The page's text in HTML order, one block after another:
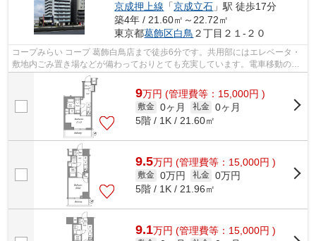
京成押上線 「京成立石 」駅 徒歩17分
築4年 / 21.60㎡～22.72㎡
東京都葛飾区白鳥 ２丁目２１-２０
コープみらい コープ 葛飾白鳥店まで徒歩6分です。共用部にはエレベータ・
敷地内ごみ置き場などが備わっておりとても充実しています。電車移動の多
い方に嬉しい駅から徒歩10分の物件で...
9万円 (管理費等：15,000円 )
敷金 0ヶ月 礼金 0ヶ月
5階 / 1K / 21.60㎡
9.5万円 (管理費等：15,000円 )
敷金 0万円 礼金 0万円
5階 / 1K / 21.96㎡
9.1万円 (管理費等：15,000円 )